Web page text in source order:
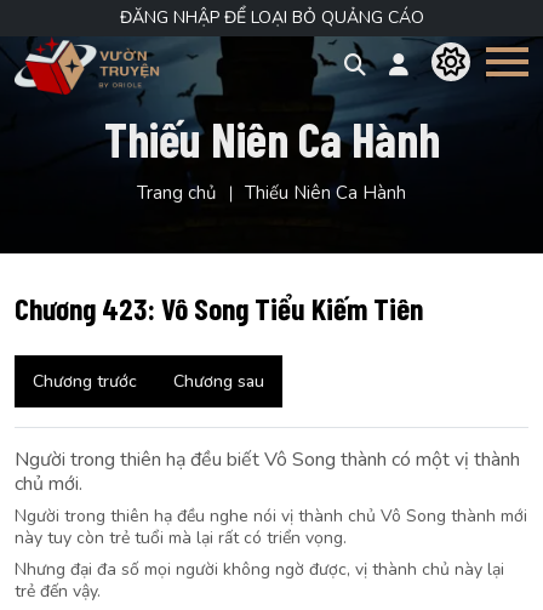
ĐĂNG NHẬP ĐỂ LOẠI BỎ QUẢNG CÁO
Thiếu Niên Ca Hành
Trang chủ Thiếu Niên Ca Hành
Chương 423: Vô Song Tiểu Kiếm Tiên
Chương trước Chương sau
Người trong thiên hạ đều biết Vô Song thành có một vị thành
chủ mới.
Người trong thiên hạ đều nghe nói vị thành chủ Vô Song thành mới
này tuy còn trẻ tuổi mà lại rất có triển vọng.
Nhưng đại đa số mọi người không ngờ được, vị thành chủ này lại
trẻ đến vậy.